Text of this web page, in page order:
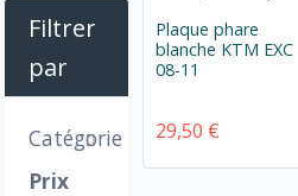
Plaque phare
blanche KTM EXC
08-11
29,50 €
Filtrer
par
Catégorie
Prix